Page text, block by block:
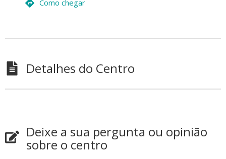
Como chegar
Detalhes do Centro
Deixe a sua pergunta ou opinião
sobre o centro